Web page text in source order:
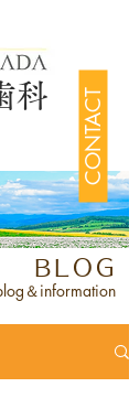
CONTACT
科
BLOG
＆information